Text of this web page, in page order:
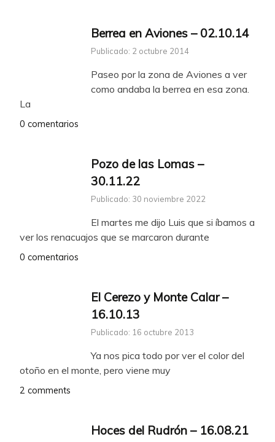
Berrea en Aviones – 02.10.14
Publicado: 2 octubre 2014
Paseo por la zona de Aviones a ver
como andaba la berrea en esa zona.
La
0 comentarios
Pozo de las Lomas –
30.11.22
Publicado: 30 noviembre 2022
El martes me dijo Luis que si íbamos a
ver los renacuajos que se marcaron durante
0 comentarios
El Cerezo y Monte Calar –
16.10.13
Publicado: 16 octubre 2013
Ya nos pica todo por ver el color del
otoño en el monte, pero viene muy
2 comments
Hoces del Rudrón – 16.08.21